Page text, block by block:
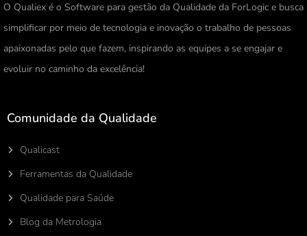
O Qualiex é o Software para gestão da Qualidade da ForLogic e busca
simplificar por meio de tecnologia e inovação o trabalho de pessoas
apaixonadas pelo que fazem, inspirando as equipes a se engajar e
evoluir no caminho da excelência!
Comunidade da Qualidade
Qualicast
Ferramentas da Qualidade
Qualidade para Saúde
Blog da Metrologia